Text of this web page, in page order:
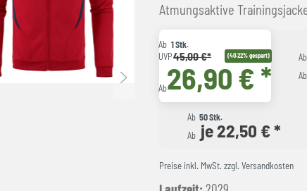
Atmungsaktive
Ab 1 Stk.
UVP45,00 €* (40.22% gespart)
Ab26,90 € *
Ab
Ab
Ab 50 Stk.
Ab je 22,50 € *
Preise inkl. MwSt. zzgl. Versandkosten